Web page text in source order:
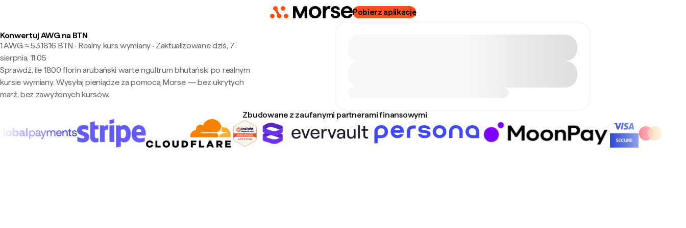
Pobierz aplikację
Konwertuj AWG na BTN
1 AWG ≈ 53,1816 BTN · Realny kurs wymiany· Zaktualizowane dziś, 7
sierpnia, 11:05
Sprawdź, ile 1800 florin arubański warte ngultrum bhutański po realnym
kursie wymiany. Wysyłaj pieniądze za pomocą Morse — bez ukrytych
marż, bez zawyżonych kursów.
Zbudowane z zaufanymi partnerami finansowymi